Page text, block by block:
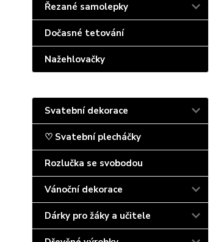
Řezané samolepky
Dočasné tetování
Nažehlovačky
Svatební dekorace
♡ Svatební plecháčky
Rozlučka se svobodou
Vánoční dekorace
Dárky pro žáky a učitele